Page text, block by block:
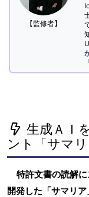
【監修者】
生成ＡＩ
ント「サマリ
特許文書の読解
開発した「サマリア